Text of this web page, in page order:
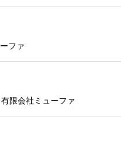
ファ
限会社ミューファ